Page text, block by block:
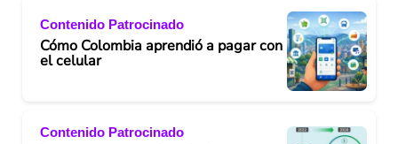
Contenido Patrocinado
Cómo Colombia aprendió a pagar con
el celular
Contenido Patrocinado